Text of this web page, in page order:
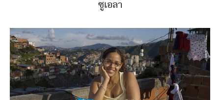
ซูเอลา